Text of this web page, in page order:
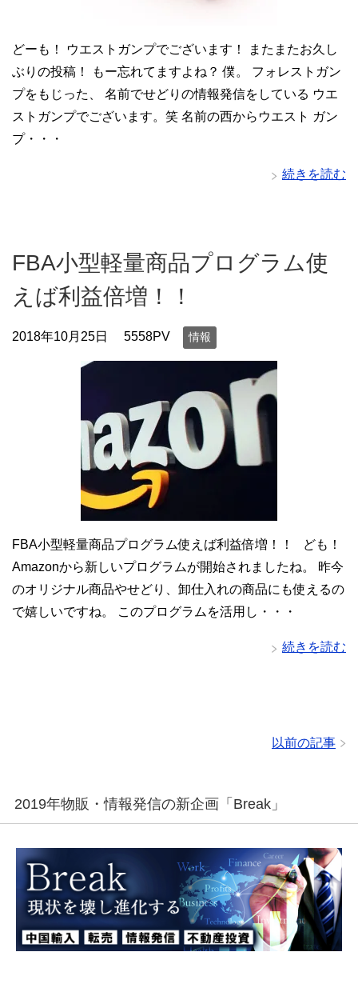
どーも！ ウエストガンプでございます！ またまたお久し
ぶりの投稿！ もー忘れてますよね？ 僕。 フォレストガン
プをもじった、 名前でせどりの情報発信をしている ウエ
ストガンプでございます。笑 名前の西からウエスト ガン
プ・・・
続きを読む
FBA小型軽量商品プログラム使
えば利益倍増！！
2018年10月25日 5558PV 情報
FBA小型軽量商品プログラム使えば利益倍増！！ ども！
Amazonから新しいプログラムが開始されましたね。 昨今
のオリジナル商品やせどり、卸仕入れの商品にも使えるの
で嬉しいですね。 このプログラムを活用し・・・
続きを読む
以前の記事
2019年物販・情報発信の新企画「Break」